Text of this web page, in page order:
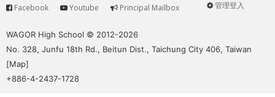
User
管理登入
Service
Facebook Youtube Principal Mailbox
WAGOR High School © 2012-2026
No. 328, Junfu 18th Rd., Beitun Dist., Taichung City 406, Taiwan
[Map]
+886-4-2437-1728